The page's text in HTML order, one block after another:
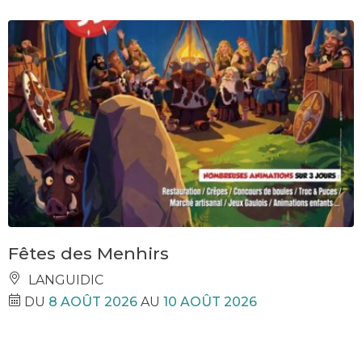
Fêtes des Menhirs
LANGUIDIC
DU 8 AOÛT 2026 AU 10 AOÛT 2026